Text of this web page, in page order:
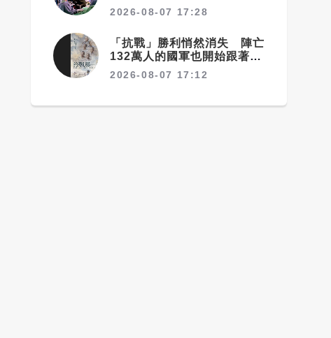
97%
2026-08-07 17:28
「抗戰」勝利悄然消失 陣亡
132萬人的國軍也開始跟著賴
清德喊「終戰」了
2026-08-07 17:12